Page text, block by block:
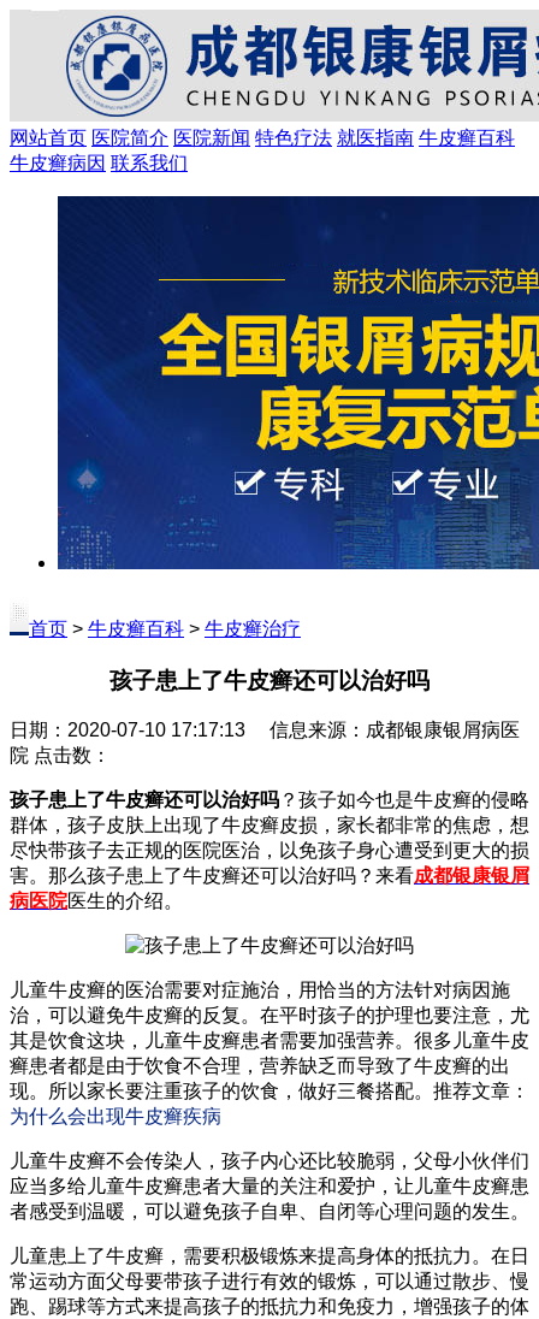
网站首页 医院简介 医院新闻 特色疗法 就医指南 牛皮癣百科
牛皮癣病因 联系我们
首页 > 牛皮癣百科 > 牛皮癣治疗
孩子患上了牛皮癣还可以治好吗
日期：2020-07-10 17:17:13 信息来源：成都银康银屑病医
院 点击数：
孩子患上了牛皮癣还可以治好吗 ？孩子如今也是牛皮癣的侵略
群体，孩子皮肤上出现了牛皮癣皮损，家长都非常的焦虑，想
尽快带孩子去正规的医院医治，以免孩子身心遭受到更大的损
害。那么孩子患上了牛皮癣还可以治好吗？来看成都银康银屑
病医院医生的介绍。
儿童牛皮癣的医治需要对症施治，用恰当的方法针对病因施
治，可以避免牛皮癣的反复。在平时孩子的护理也要注意，尤
其是饮食这块，儿童牛皮癣患者需要加强营养。很多儿童牛皮
癣患者都是由于饮食不合理，营养缺乏而导致了牛皮癣的出
现。所以家长要注重孩子的饮食，做好三餐搭配。推荐文章：
为什么会出现牛皮癣疾病
儿童牛皮癣不会传染人，孩子内心还比较脆弱，父母小伙伴们
应当多给儿童牛皮癣患者大量的关注和爱护，让儿童牛皮癣患
者感受到温暖，可以避免孩子自卑、自闭等心理问题的发生。
儿童患上了牛皮癣，需要积极锻炼来提高身体的抵抗力。在日
常运动方面父母要带孩子进行有效的锻炼，可以通过散步、慢
跑、踢球等方式来提高孩子的抵抗力和免疫力，增强孩子的体